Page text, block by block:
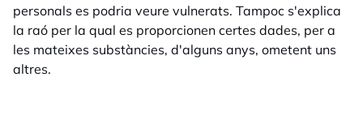
personals es podria veure vulnerats. Tampoc s'explica
la raó per la qual es proporcionen certes dades, per a
les mateixes substàncies, d'alguns anys, ometent uns
altres.